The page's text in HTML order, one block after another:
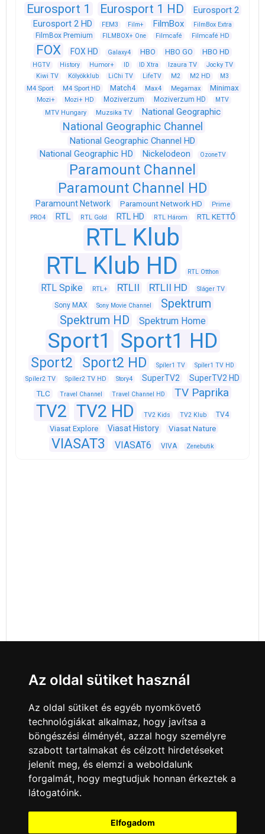
Eurosport 1 Eurosport 1 HD
Eurosport 2
Eurosport 2 HD
FEM3 Film+ FilmBox FilmBox Extra
FilmBox Premium FILMBOX+ One Filmcafé Filmcafé HD
FOX FOX HD Galaxy4 HBO HBO GO HBO HD
HGTV History Humor+ ID ID Xtra Izaura TV
Jocky TV
Kiwi TV
Kölyökklub LiChi TV LifeTV M2 M2 HD M3
M4 Sport M4 Sport HD Match4 Max4 Megamax Minimax
Mozi+ Mozi+ HD Moziverzum Moziverzum HD
MTV
MTV Hungary
Muzsika TV National Geographic
National Geographic Channel
National Geographic Channel HD
National Geographic HD
Nickelodeon OzoneTV
Paramount Channel
Paramount Channel HD
Paramount Network Paramount Network HD Prime
PRO4 RTL RTL Gold RTL HD RTL Három RTL KETTŐ
RTL Klub
RTL Klub HD
RTL Otthon
RTL Spike RTL+ RTLII RTLII HD Sláger TV
Sony MAX Sony Movie Channel
Spektrum
Spektrum HD
Spektrum Home
Sport1 Sport1 HD
Sport2 Sport2 HD Spíler1 TV
Spíler1 TV HD
Spíler2 TV
Spíler2 TV HD Story4 SuperTV2 SuperTV2 HD
TLC Travel Channel Travel Channel HD TV Paprika
TV2 TV2 HD TV2 Kids TV2 Klub TV4
Viasat Explore Viasat History Viasat Nature
VIASAT3 VIASAT6 VIVA Zenebutik
Minden jog fenntartva © 2008 - 2026
Az oldal sütiket használ
Az oldal sütiket és egyéb nyomkövető
technológiákat alkalmaz, hogy javítsa a
böngészési élményét, azzal hogy személyre
szabott tartalmakat és célzott hirdetéseket
jelenít meg, és elemzi a weboldalunk
forgalmát, hogy megtudjuk honnan érkeztek a
látogatóink.
Elfogadom